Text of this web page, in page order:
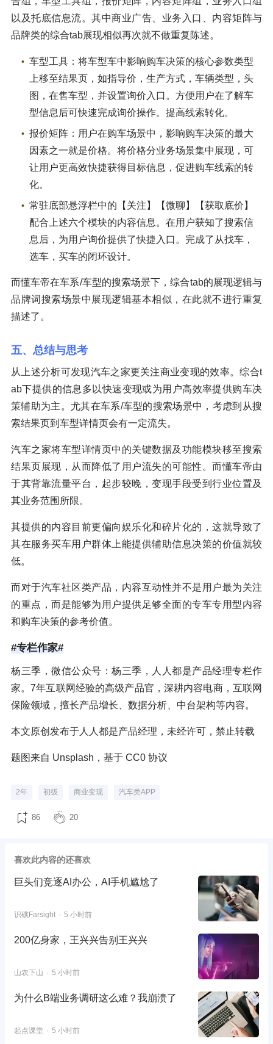
以及托底信息流。其中商业广告、业务入口、内容矩阵与
品牌类的综合tab展现相似再次就不做重复陈述。
车型工具：将车型车中影响购车决策的核心参数类型
上移至结果页，如指导价，生产方式，车辆类型，头
图，在售车型，并设置询价入口。方便用户在了解车
型信息后可快速完成询价操作。提高线索转化。
报价矩阵：用户在购车场景中，影响购车决策的最大
因素之一就是价格。将价格分业务场景集中展现，可
让用户更高效快捷获得目标信息，促进购车线索的转
化。
常驻底部悬浮栏中的【关注】【微聊】【获取底价】
配合上述六个模块的内容信息。在用户获知了搜索信
息后，为用户询价提供了快捷入口。完成了从找车，
选车，买车的闭环设计。
而懂车帝在车系/车型的搜索场景下，综合tab的展现逻辑与
品牌词搜索场景中展现逻辑基本相似，在此就不进行重复
描述了。
五、总结与思考
从上述分析可发现汽车之家更关注商业变现的效率。综合t
ab下提供的信息多以快速变现或为用户高效率提供购车决
策辅助为主。尤其在车系/车型的搜索场景中，考虑到从搜
索结果页到车型详情页会有一定流失。
汽车之家将车型详情页中的关键数据及功能模块移至搜索
结果页展现，从而降低了用户流失的可能性。而懂车帝由
于其背靠流量平台，起步较晚，变现手段受到行业位置及
其业务范围所限。
其提供的内容目前更偏向娱乐化和碎片化的，这就导致了
其在服务买车用户群体上能提供辅助信息决策的价值就较
低。
而对于汽车社区类产品，内容互动性并不是用户最为关注
的重点，而是能够为用户提供足够全面的专车专用型内容
和购车决策的参考价值。
#专栏作家#
杨三季，微信公众号：杨三季，人人都是产品经理专栏作
家。7年互联网经验的高级产品官，深耕内容电商，互联网
保险领域，擅长产品增长、数据分析、中台架构等内容。
本文原创发布于人人都是产品经理，未经许可，禁止转载
题图来自 Unsplash，基于 CC0 协议
2年 初级 商业变现 汽车类APP
86 20
喜欢此内容的还喜欢
巨头们竞逐AI办公，AI手机尴尬了
识礁Farsight 5 小时前
200亿身家，王兴兴告别王兴兴
山农下山 5 小时前
为什么B端业务调研这么难？我崩溃了
起点课堂 5 小时前